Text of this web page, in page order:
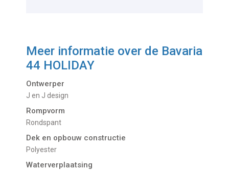
Meer informatie over de Bavaria
44 HOLIDAY
Ontwerper
J en J design
Rompvorm
Rondspant
Dek en opbouw constructie
Polyester
Waterverplaatsing